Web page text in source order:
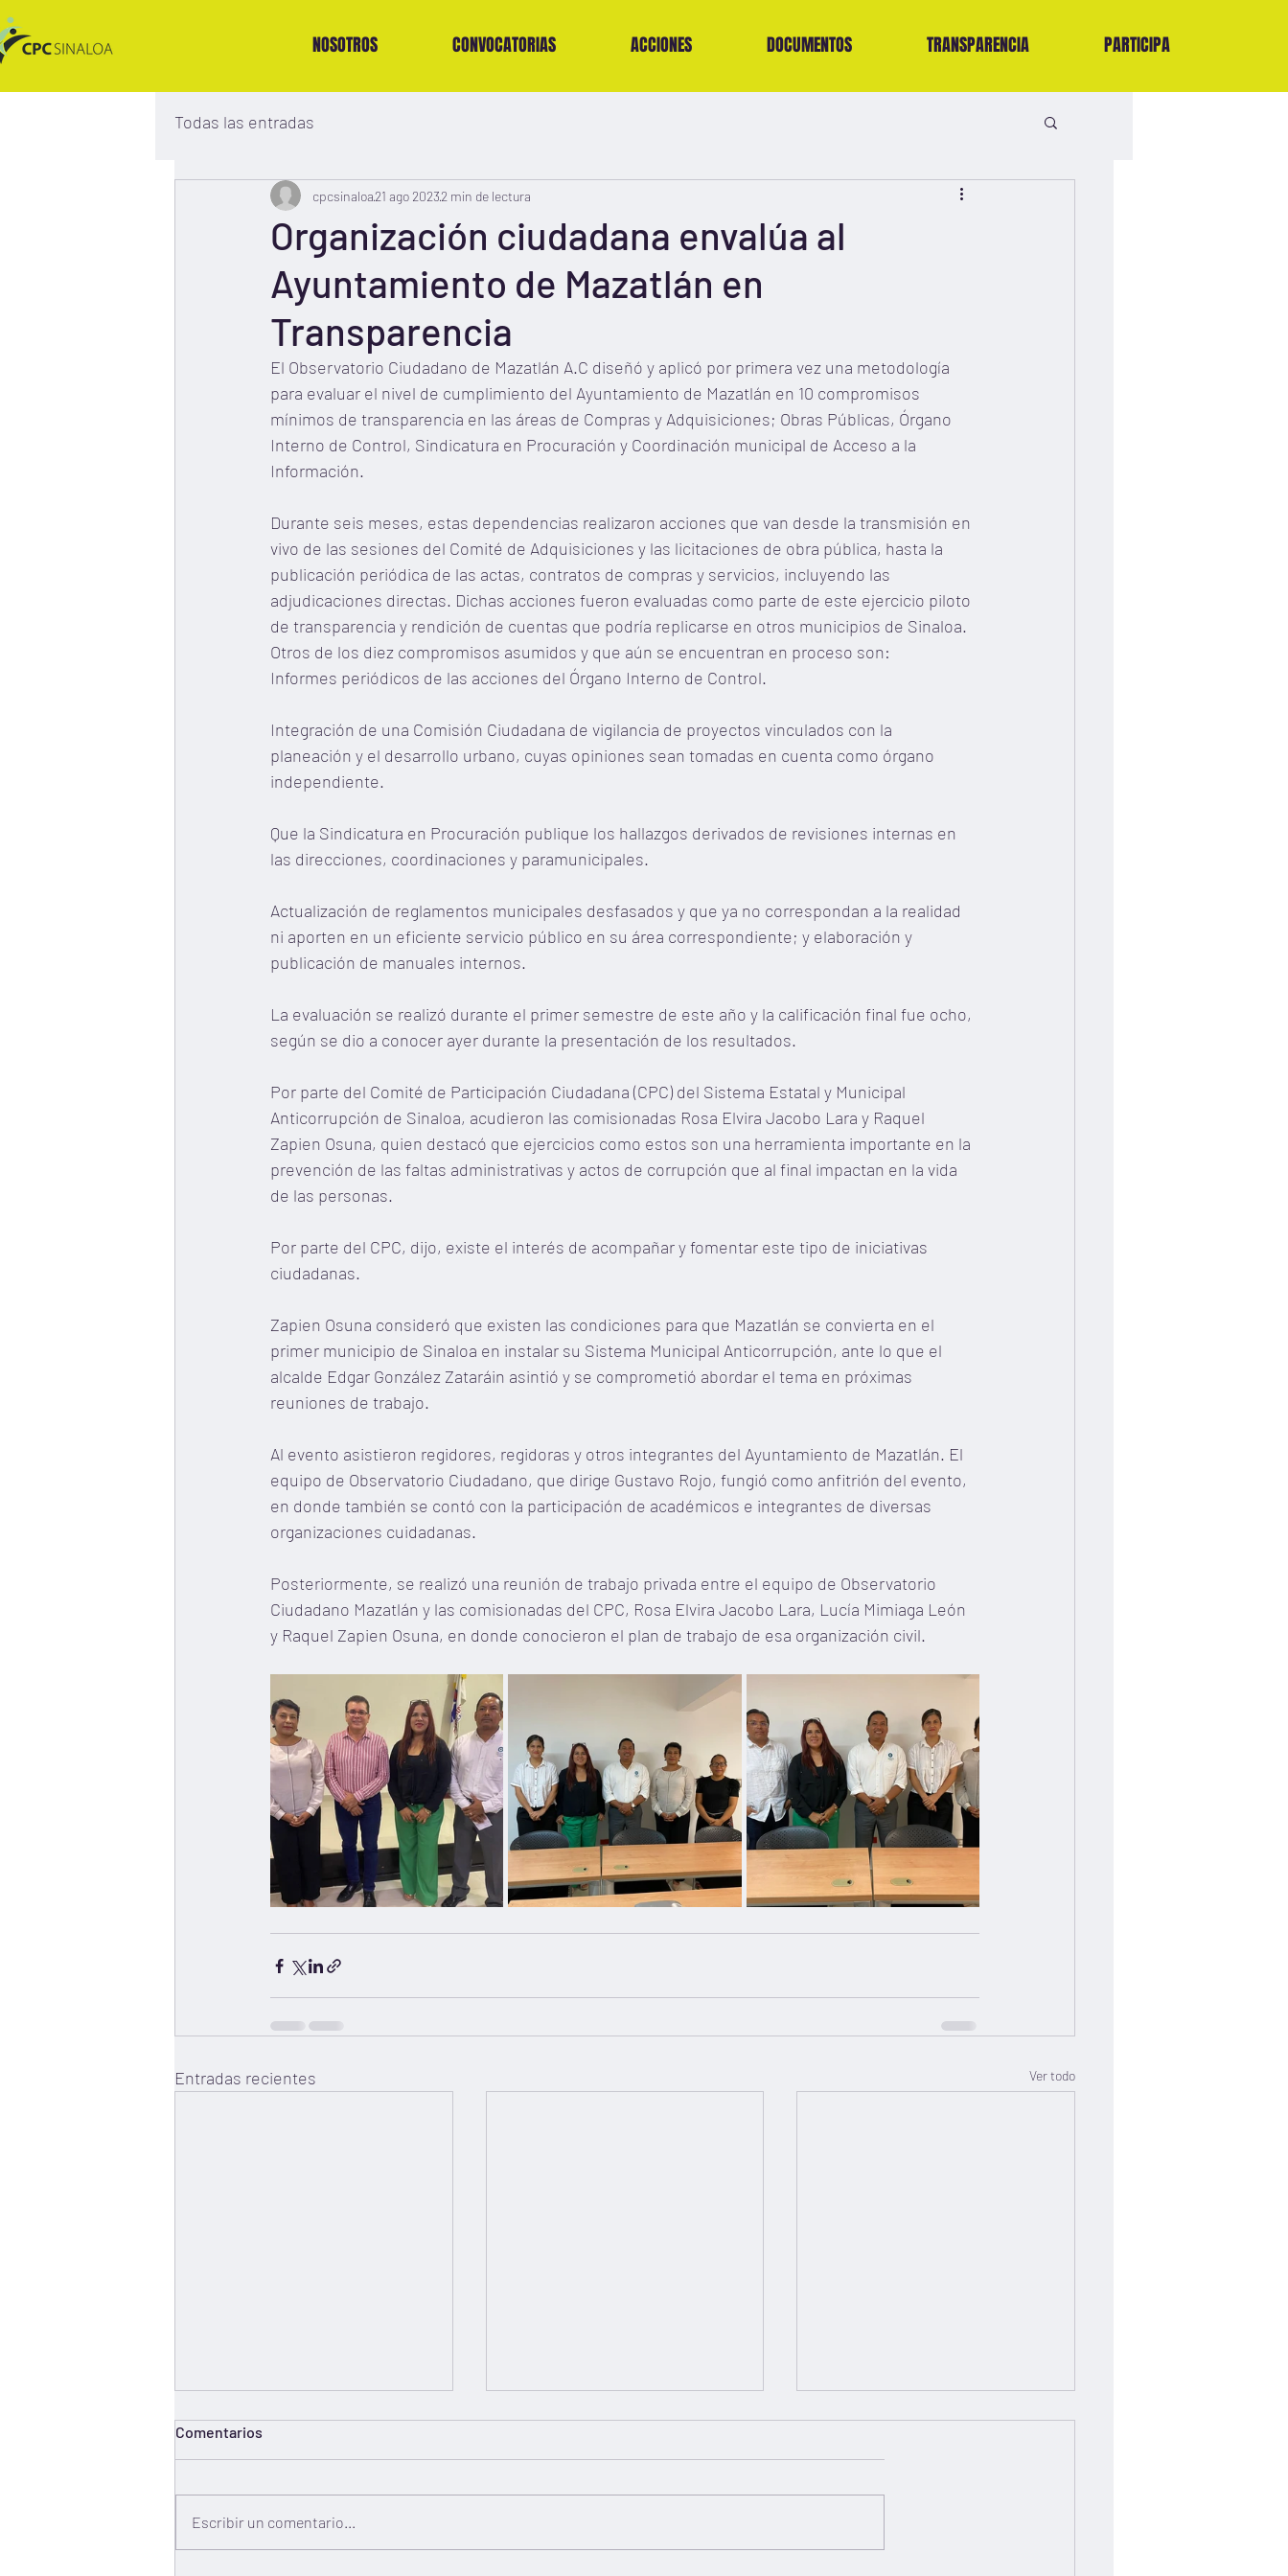
NOSOTROS CONVOCATORIAS ACCIONES DOCUMENTOS TRANSPARENCIA PARTICIPA
Todas las entradas
Organización ciudadana envalúa al
Ayuntamiento de Mazatlán en
Transparencia
cpcsinaloa21 ago 20232 min de lectura
El Observatorio Ciudadano de Mazatlán A.C diseñó y aplicó por primera vez una metodología
para evaluar el nivel de cumplimiento del Ayuntamiento de Mazatlán en 10 compromisos
mínimos de transparencia en las áreas de Compras y Adquisiciones; Obras Públicas, Órgano
Interno de Control, Sindicatura en Procuración y Coordinación municipal de Acceso a la
Información.
Durante seis meses, estas dependencias realizaron acciones que van desde la transmisión en
vivo de las sesiones del Comité de Adquisiciones y las licitaciones de obra pública, hasta la
publicación periódica de las actas, contratos de compras y servicios, incluyendo las
adjudicaciones directas. Dichas acciones fueron evaluadas como parte de este ejercicio piloto
de transparencia y rendición de cuentas que podría replicarse en otros municipios de Sinaloa.
Otros de los diez compromisos asumidos y que aún se encuentran en proceso son:
Informes periódicos de las acciones del Órgano Interno de Control.
Integración de una Comisión Ciudadana de vigilancia de proyectos vinculados con la
planeación y el desarrollo urbano, cuyas opiniones sean tomadas en cuenta como órgano
independiente.
Que la Sindicatura en Procuración publique los hallazgos derivados de revisiones internas en
las direcciones, coordinaciones y paramunicipales.
Actualización de reglamentos municipales desfasados y que ya no correspondan a la realidad
ni aporten en un eficiente servicio público en su área correspondiente; y elaboración y
publicación de manuales internos.
La evaluación se realizó durante el primer semestre de este año y la calificación final fue ocho,
según se dio a conocer ayer durante la presentación de los resultados.
Por parte del Comité de Participación Ciudadana (CPC) del Sistema Estatal y Municipal
Anticorrupción de Sinaloa, acudieron las comisionadas Rosa Elvira Jacobo Lara y Raquel
Zapien Osuna, quien destacó que ejercicios como estos son una herramienta importante en la
prevención de las faltas administrativas y actos de corrupción que al final impactan en la vida
de las personas.
Por parte del CPC, dijo, existe el interés de acompañar y fomentar este tipo de iniciativas
ciudadanas.
Zapien Osuna consideró que existen las condiciones para que Mazatlán se convierta en el
primer municipio de Sinaloa en instalar su Sistema Municipal Anticorrupción, ante lo que el
alcalde Edgar González Zataráin asintió y se comprometió abordar el tema en próximas
reuniones de trabajo.
Al evento asistieron regidores, regidoras y otros integrantes del Ayuntamiento de Mazatlán. El
equipo de Observatorio Ciudadano, que dirige Gustavo Rojo, fungió como anfitrión del evento,
en donde también se contó con la participación de académicos e integrantes de diversas
organizaciones cuidadanas.
Posteriormente, se realizó una reunión de trabajo privada entre el equipo de Observatorio
Ciudadano Mazatlán y las comisionadas del CPC, Rosa Elvira Jacobo Lara, Lucía Mimiaga León
y Raquel Zapien Osuna, en donde conocieron el plan de trabajo de esa organización civil.
Entradas recientes Ver todo
Comentarios
Escribir un comentario...